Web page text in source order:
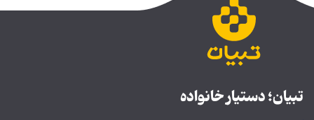
تبیان؛ دستیار خانواده